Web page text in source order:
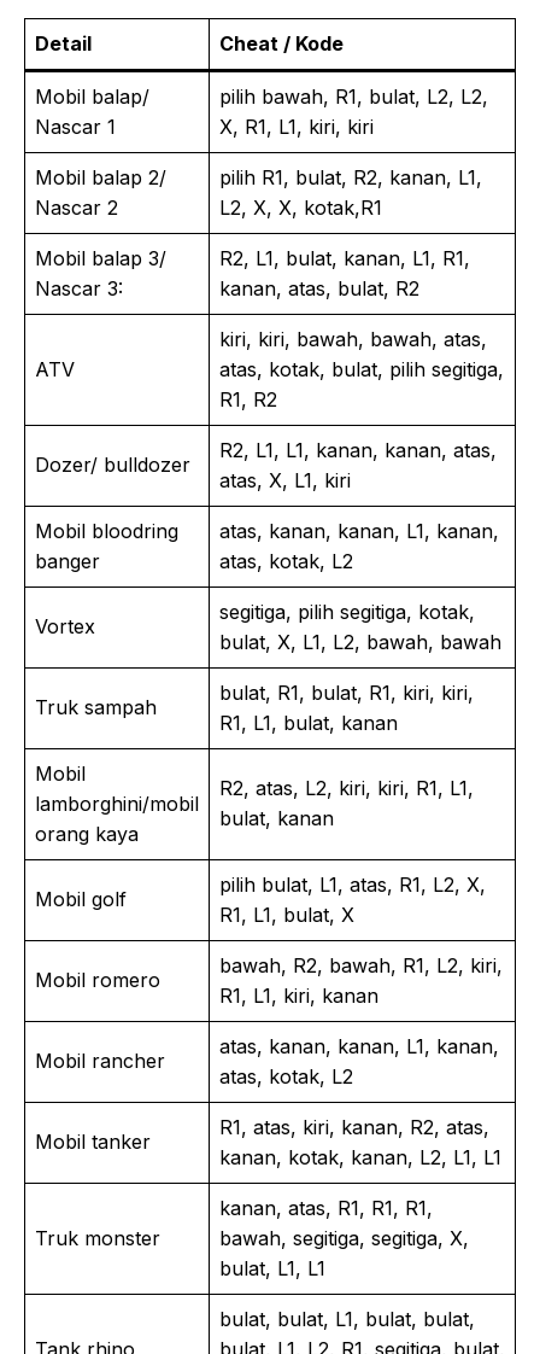
Detail Cheat / Kode
Mobil balap/
Nascar 1
pilih bawah, R1, bulat, L2, L2,
X, R1, L1, kiri, kiri
Mobil balap 2/
Nascar 2
pilih R1, bulat, R2, kanan, L1,
L2, X, X, kotak,R1
Mobil balap 3/
Nascar 3:
R2, L1, bulat, kanan, L1, R1,
kanan, atas, bulat, R2
ATV
kiri, kiri, bawah, bawah, atas,
atas, kotak, bulat, pilih segitiga,
R1, R2
Dozer/ bulldozer
R2, L1, L1, kanan, kanan, atas,
atas, X, L1, kiri
Mobil bloodring
banger
atas, kanan, kanan, L1, kanan,
atas, kotak, L2
Vortex
segitiga, pilih segitiga, kotak,
bulat, X, L1, L2, bawah, bawah
Truk sampah
bulat, R1, bulat, R1, kiri, kiri,
R1, L1, bulat, kanan
Mobil
lamborghini/mobil
orang kaya
R2, atas, L2, kiri, kiri, R1, L1,
bulat, kanan
Mobil golf
pilih bulat, L1, atas, R1, L2, X,
R1, L1, bulat, X
Mobil romero
bawah, R2, bawah, R1, L2, kiri,
R1, L1, kiri, kanan
Mobil rancher
atas, kanan, kanan, L1, kanan,
atas, kotak, L2
Mobil tanker
R1, atas, kiri, kanan, R2, atas,
kanan, kotak, kanan, L2, L1, L1
Truk monster
kanan, atas, R1, R1, R1,
bawah, segitiga, segitiga, X,
bulat, L1, L1
Tank rhino
bulat, bulat, L1, bulat, bulat,
bulat, L1, L2, R1, segitiga, bulat,